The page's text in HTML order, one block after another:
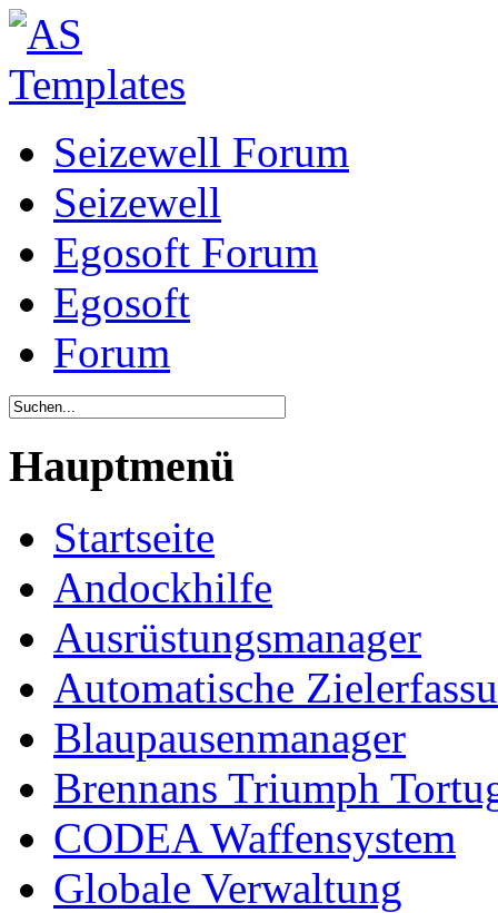
Seizewell Forum
Seizewell
Egosoft Forum
Egosoft
Forum
Hauptmenü
Startseite
Andockhilfe
Ausrüstungsmanager
Automatische
Blaupausenmanager
Brennans Triumph
CODEA Waffensystem
Globale Verwaltung